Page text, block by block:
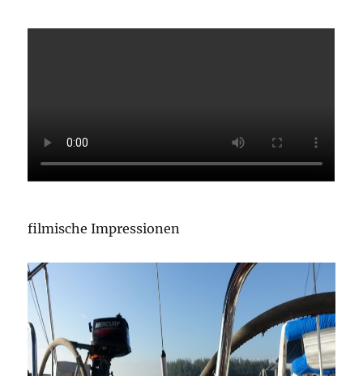
filmische Impressionen